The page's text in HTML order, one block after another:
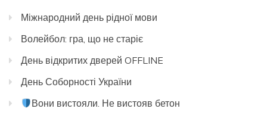
Міжнародний день рідної мови
Волейбол: гра, що не старіє
День відкритих дверей OFFLINE
День Соборності України
Вони вистояли. Не вистояв бетон